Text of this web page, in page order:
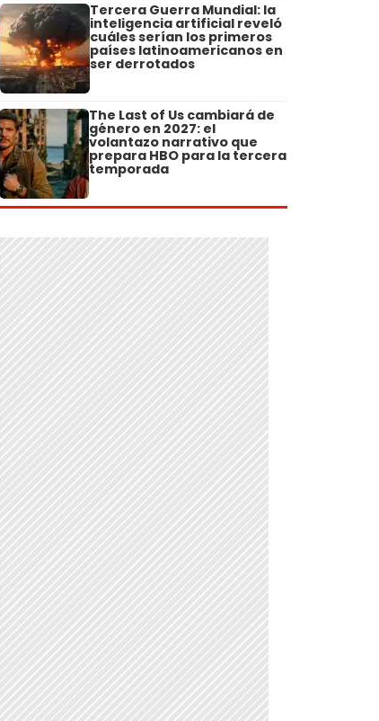
Tercera Guerra Mundial: la
inteligencia artificial reveló
cuáles serían los primeros
países latinoamericanos en
ser derrotados
The Last of Us cambiará de
género en 2027: el
volantazo narrativo que
prepara HBO para la tercera
temporada